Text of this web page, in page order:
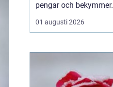
pengar och bekymmer.
För många förare blir
servicefrågan ändå
tills en varningslampa
känns fel. Ge...
01 augusti 2026